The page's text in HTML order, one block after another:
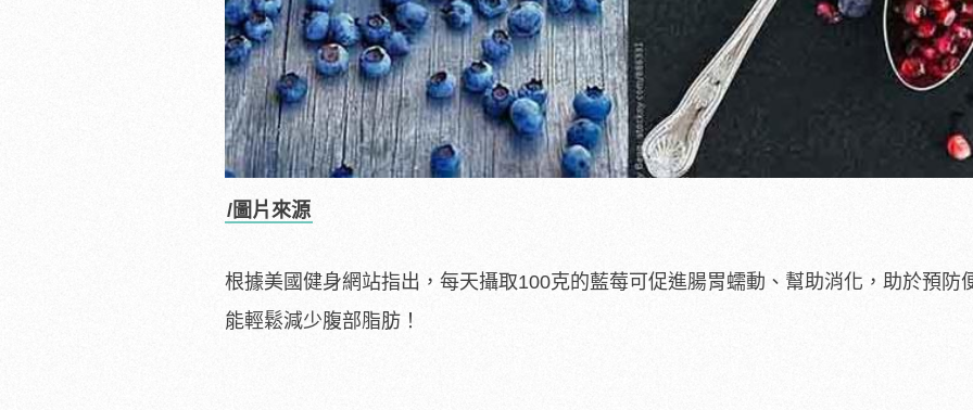
/圖片來源
根據美國健身網站指出，每天攝取100克的藍莓可促進腸胃蠕動、幫助消化，助於預防
能輕鬆減少腹部脂肪！